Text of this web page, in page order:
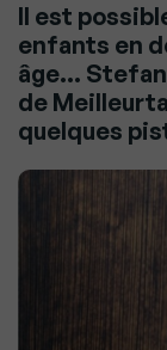
Il est
enfants en
âge…
de
quelques